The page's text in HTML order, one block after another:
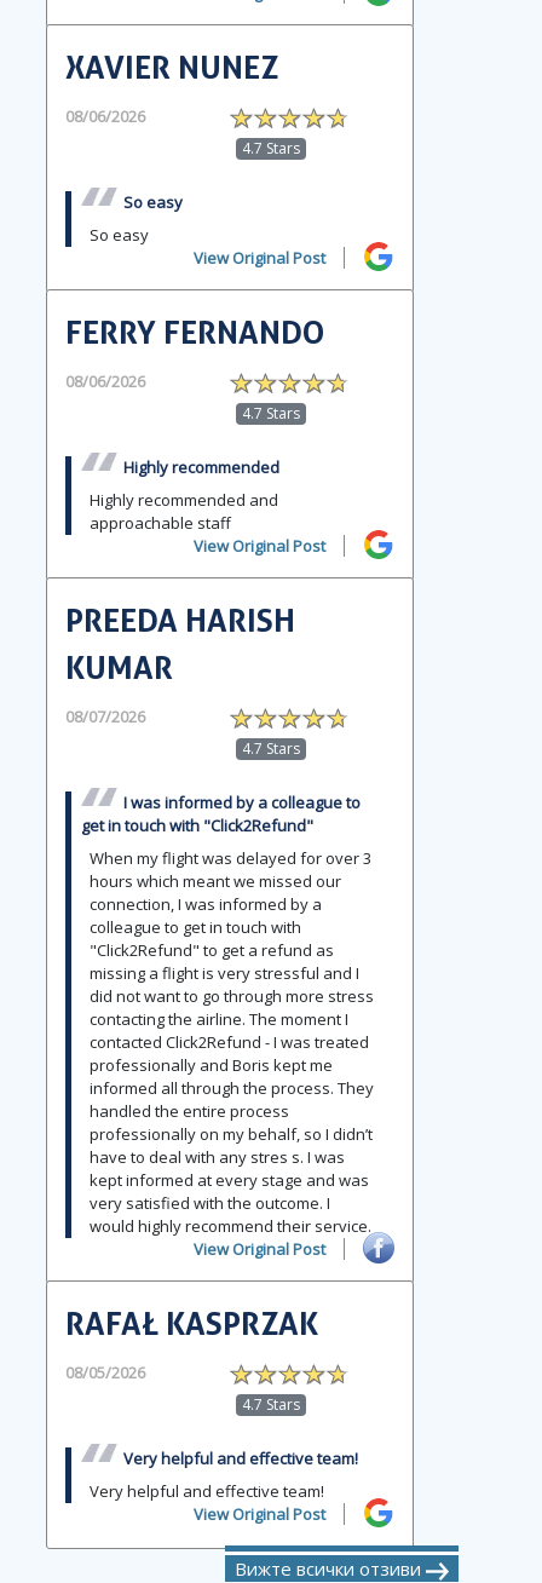
XAVIER NUNEZ
08/06/2026
4.7 Stars
So easy
So easy
View Original Post
FERRY FERNANDO
08/06/2026
4.7 Stars
Highly recommended
Highly recommended and
approachable staff
View Original Post
PREEDA HARISH
KUMAR
08/07/2026
4.7 Stars
I was informed by a colleague to
get in touch with "Click2Refund"
When my flight was delayed for over 3
hours which meant we missed our
connection, I was informed by a
colleague to get in touch with
"Click2Refund" to get a refund as
missing a flight is very stressful and I
did not want to go through more stress
contacting the airline. The moment I
contacted Click2Refund - I was treated
professionally and Boris kept me
informed all through the process. They
handled the entire process
professionally on my behalf, so I didn’t
have to deal with any stres s. I was
kept informed at every stage and was
very satisfied with the outcome. I
would highly recommend their service.
View Original Post
RAFAŁ KASPRZAK
08/05/2026
4.7 Stars
Very helpful and effective team!
Very helpful and effective team!
View Original Post
Вижте всички отзиви